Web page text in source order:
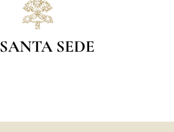
SANTA SEDE